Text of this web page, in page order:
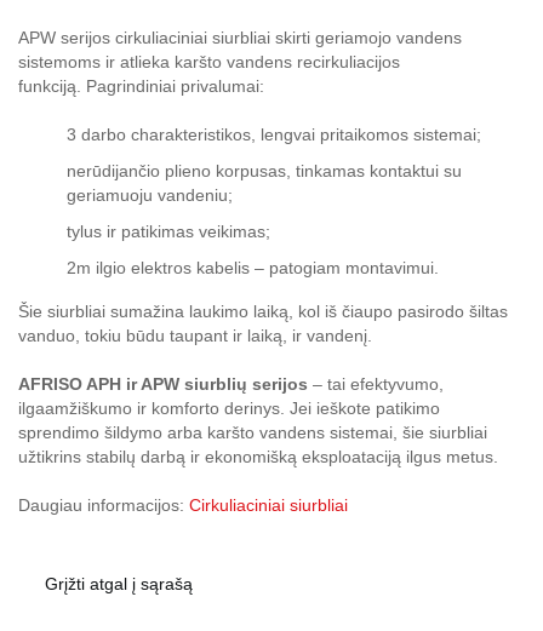
APW serijos cirkuliaciniai siurbliai skirti geriamojo vandens
sistemoms ir atlieka karšto vandens recirkuliacijos
funkciją. Pagrindiniai privalumai:
3 darbo charakteristikos, lengvai pritaikomos sistemai;
nerūdijančio plieno korpusas, tinkamas kontaktui su
geriamuoju vandeniu;
tylus ir patikimas veikimas;
2m ilgio elektros kabelis – patogiam montavimui.
Šie siurbliai sumažina laukimo laiką, kol iš čiaupo pasirodo šiltas
vanduo, tokiu būdu taupant ir laiką, ir vandenį.
AFRISO APH ir APW siurblių serijos – tai efektyvumo,
ilgaamžiškumo ir komforto derinys. Jei ieškote patikimo
sprendimo šildymo arba karšto vandens sistemai, šie siurbliai
užtikrins stabilų darbą ir ekonomišką eksploataciją ilgus metus.
Daugiau informacijos: Cirkuliaciniai siurbliai
Grįžti atgal į sąrašą